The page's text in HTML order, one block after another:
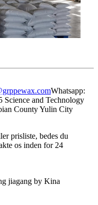
Whatsapp:
Science and Technology
County Yulin City
prisliste, bedes du
os inden for 24
jiagang by Kina